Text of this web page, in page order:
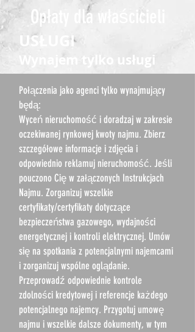
Opłaty dla właścicieli
USŁUGI
Wynajem tylko usługi
Połączenia jako agenci tylko wynajmujący
będą:
Wyceń nieruchomość i doradzaj w zakresie
oczekiwanej rynkowej kwoty najmu. Zbierz
szczegółowe informacje i zdjęcia i
odpowiednio reklamuj nieruchomość. Jeśli
pouczono Cię w załączonych Instrukcjach
Najmu. Zorganizuj wszelkie
certyfikaty/certyfikaty dotyczące
bezpieczeństwa gazowego, wydajności
energetycznej i kontroli elektrycznej. Umów
się na spotkania z potencjalnymi najemcami
i zorganizuj wspólne oglądanie.
Przeprowadź odpowiednie kontrole
zdolności kredytowej i referencje każdego
potencjalnego najemcy. Przygotuj umowę
najmu i wszelkie dalsze dokumenty, w tym